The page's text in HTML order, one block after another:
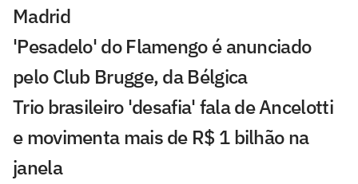
Madrid
'Pesadelo' do Flamengo é anunciado
pelo Club Brugge, da Bélgica
Trio brasileiro 'desafia' fala de Ancelotti
e movimenta mais de R$ 1 bilhão na
janela